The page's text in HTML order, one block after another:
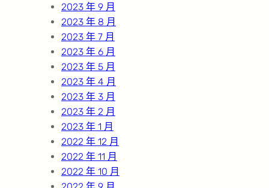
2023 年 9 月
2023 年 8 月
2023 年 7 月
2023 年 6 月
2023 年 5 月
2023 年 4 月
2023 年 3 月
2023 年 2 月
2023 年 1 月
2022 年 12 月
2022 年 11 月
2022 年 10 月